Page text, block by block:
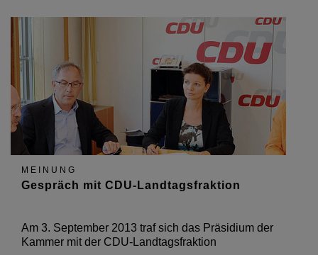
MEINUNG
Gespräch mit CDU-Landtagsfraktion
Am 3. September 2013 traf sich das Präsidium der
Kammer mit der CDU-Landtagsfraktion